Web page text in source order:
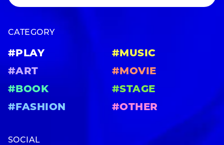
CATEGORY
#PLAY
#MUSIC
#ART
#MOVIE
#BOOK
#STAGE
#FASHION
#OTHER
SOCIAL